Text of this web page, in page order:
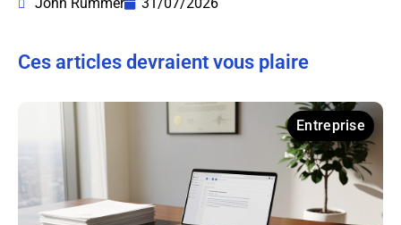
Ces articles devraient vous plaire
Entreprise